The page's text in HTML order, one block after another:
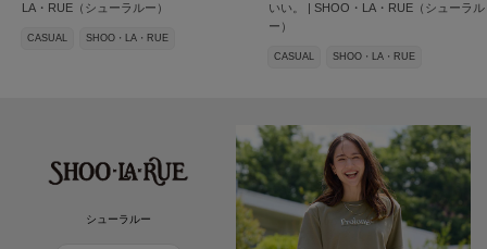
LA・RUE（シューラルー）
CASUAL SHOO・LA・RUE
いい。 | SHOO・LA・RUE（シューラル
ー）
CASUAL SHOO・LA・RUE
シューラルー